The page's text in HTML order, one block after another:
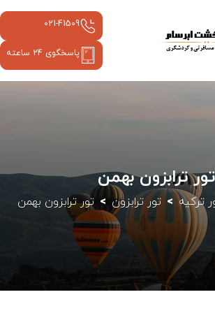
021-41509
پاسخگوی 24 ساعته
تور ترابزون بهمن
ترکیه تور ترابزون تور ترابزون بهمن